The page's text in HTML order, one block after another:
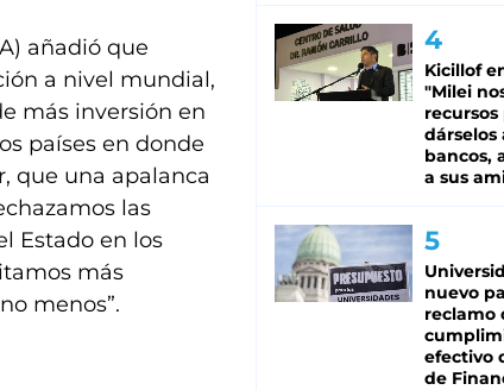
añadió que
a nivel mundial,
más inversión en
países en donde
que una apalanca
las
Estado en los
más
menos”.
Kicillof
"Milei
recursos
dárselos
bancos,
a sus
nuevo
reclamo
efectivo
de